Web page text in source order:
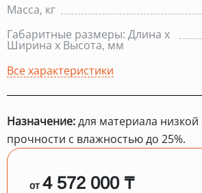
Масса, кг
Габаритные размеры: Длина х
Ширина х Высота, мм
Все характеристики
Назначение:для материала низкой
прочности с влажностью до 25%.
от 4 572 000 ₸